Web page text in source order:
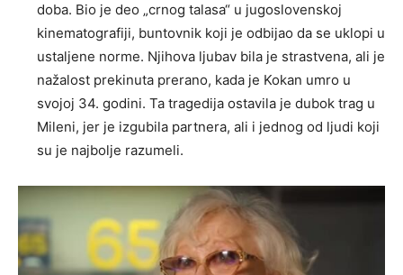
doba. Bio je deo „crnog talasa“ u jugoslovenskoj
kinematografiji, buntovnik koji je odbijao da se uklopi u
ustaljene norme. Njihova ljubav bila je strastvena, ali je
nažalost prekinuta prerano, kada je Kokan umro u
svojoj 34. godini. Ta tragedija ostavila je dubok trag u
Mileni, jer je izgubila partnera, ali i jednog od ljudi koji
su je najbolje razumeli.